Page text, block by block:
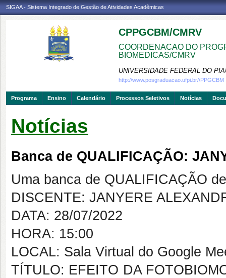
SIGAA - Sistema Integrado de Gestão de Atividades Acadêmicas
CPPGCBM/CMRV
COORDENACAO DO
BIOMEDICAS/CMRV
UNIVERSIDADE FEDERAL DO
http://www.posgraduacao.ufpi.br//PPGCBM
Programa Ensino Calendário Processos Seletivos Notícias
Notícias
Banca de QUALIFICAÇÃO:
Uma banca de QUALIFICAÇÃO
DISCENTE: JANYERE
DATA: 28/07/2022
HORA: 15:00
LOCAL: Sala Virtual do Google
TÍTULO: EFEITO DA